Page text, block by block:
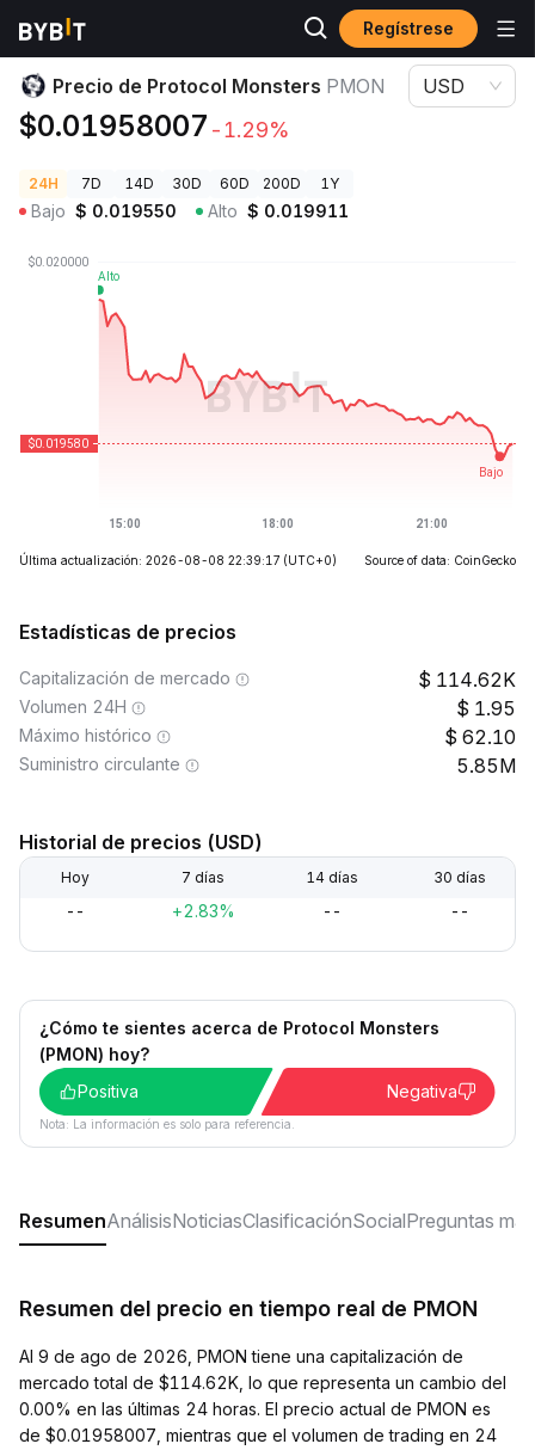
Regístrese
Precios de Criptomonedas Precio de Protocol Monsters PMON
Precio de Protocol Monsters PMON
$0.01958007 -1.29%
USD
24H 7D 14D 30D 60D 200D 1Y
Bajo $ 0.019550 Alto $ 0.019911
Última actualización: 2026-08-08 22:39:17 (UTC+0) Source of data: CoinGecko
Estadísticas de precios
Capitalización de mercado 114.62K
Volumen 24H 1.95
Máximo histórico 62.10
Suministro circulante 5.85M
Historial de precios (USD)
Hoy 7 días 14 días 30 días
-- +2.83% -- --
¿Cómo te sientes acerca de Protocol Monsters
(PMON) hoy?
Positiva
Negativa
Nota: La información es solo para referencia.
ResumenAnálisisNoticiasClasificaciónSocialPreguntas
Resumen del precio en tiempo real de PMON
Al 9 de ago de 2026, PMON tiene una capitalización de
mercado total de $114.62K, lo que representa un cambio del
0.00% en las últimas 24 horas. El precio actual de PMON es
de $0.01958007, mientras que el volumen de trading en 24